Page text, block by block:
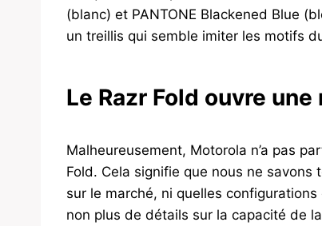
(blanc) et PANTONE Blackened Blue
un treillis qui semble imiter les motifs
Le Razr Fold ouvre
Malheureusement, Motorola n’a pas
Fold. Cela signifie que nous ne savons
sur le marché, ni quelles
non plus de détails sur la capacité de